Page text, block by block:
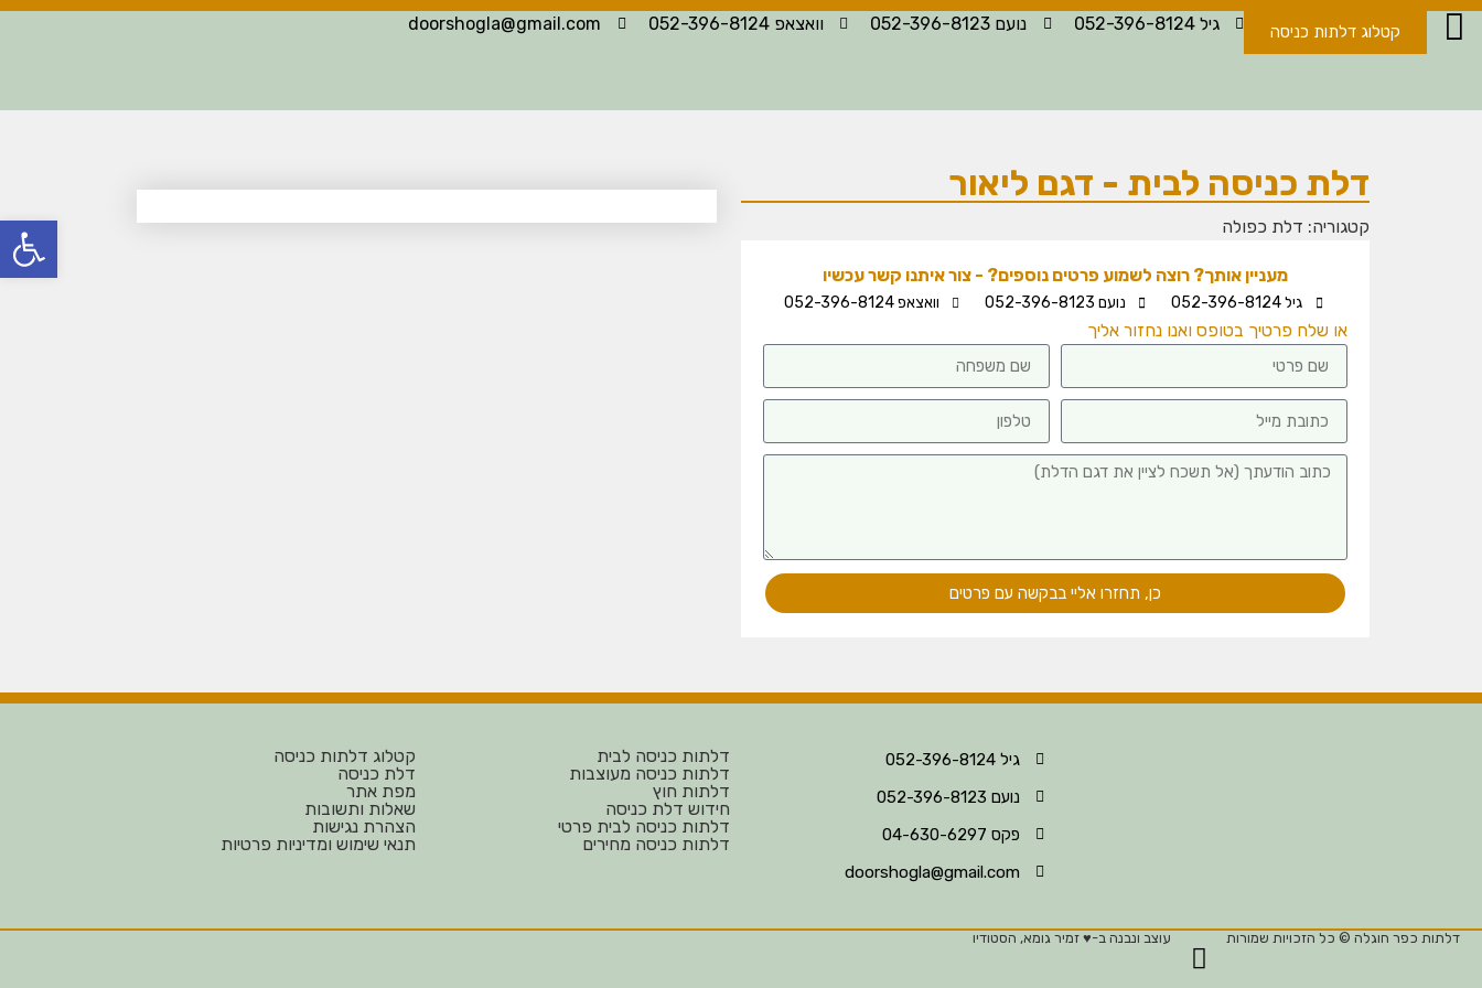
קטלוג דלתות כניסה גיל 052-396-8124 נועם 052-396-8123 וואצאפ 052-396-8124 doorshogla@gmail.com
דלת כניסה לבית - דגם ליאור
קטגוריה: דלת כפולה
מעניין אותך? רוצה לשמוע פרטים נוספים? - צור איתנו קשר עכשיו
גיל 052-396-8124 נועם 052-396-8123 וואצאפ 052-396-8124
או שלח פרטיך בטופס ואנו נחזור אליך
כן, תחזרו אליי בבקשה עם פרטים
גיל 052-396-8124
נועם 052-396-8123
פקס 04-630-6297
doorshogla@gmail.com
דלתות כניסה לבית
דלתות כניסה מעוצבות
דלתות חוץ
חידוש דלת כניסה
דלתות כניסה לבית פרטי
דלתות כניסה מחירים
קטלוג דלתות כניסה
דלת כניסה
מפת אתר
שאלות ותשובות
הצהרת נגישות
תנאי שימוש ומדיניות פרטיות
דלתות כפר חוגלה © כל הזכויות שמורות עוצב ונבנה ב-♥︎ זמיר גומא, הסטודיו